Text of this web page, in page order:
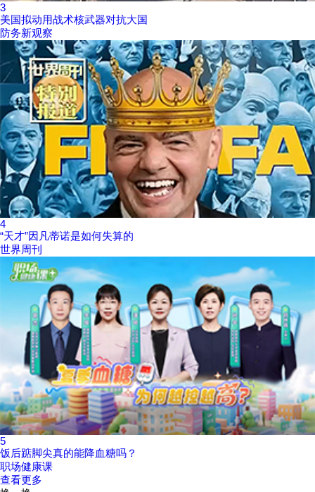
3
美国拟动用战术核武器对抗大国
防务新观察
4
“天才”因凡蒂诺是如何失算的
世界周刊
5
饭后踮脚尖真的能降血糖吗？
职场健康课
查看更多